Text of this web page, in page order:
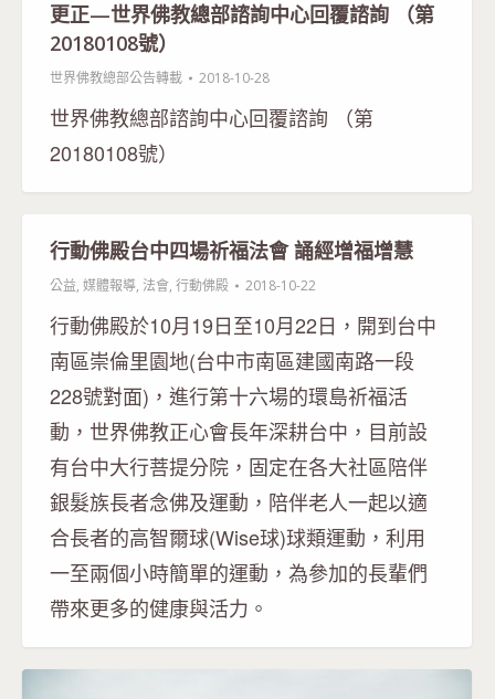
更正—世界佛教總部諮詢中心回覆諮詢 （第
20180108號）
世界佛教總部公告轉載 2018-10-28
世界佛教總部諮詢中心回覆諮詢 （第
20180108號）
行動佛殿台中四場祈福法會 誦經增福增慧
公益, 媒體報導, 法會, 行動佛殿 2018-10-22
行動佛殿於10月19日至10月22日，開到台中
南區崇倫里園地(台中市南區建國南路一段
228號對面)，進行第十六場的環島祈福活
動，世界佛教正心會長年深耕台中，目前設
有台中大行菩提分院，固定在各大社區陪伴
銀髮族長者念佛及運動，陪伴老人一起以適
合長者的高智爾球(Wise球)球類運動，利用
一至兩個小時簡單的運動，為參加的長輩們
帶來更多的健康與活力。